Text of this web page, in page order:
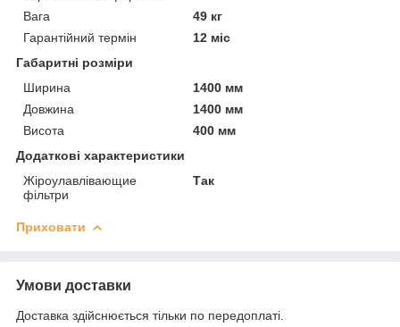
Вага
49 кг
Гарантійний термін
12 міс
Габаритні розміри
Ширина
1400 мм
Довжина
1400 мм
Висота
400 мм
Додаткові характеристики
Жіроулавлівающие
фільтри
Так
Приховати
Умови доставки
Доставка здійснюється тільки по передоплаті.